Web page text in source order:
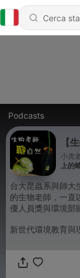
Podcasts
【
小虎
上的
台大昆蟲系與師大
的生物老師，一直
優人員獎與環境部
新世代環境教育與
重視生活情境脈
生物知識！